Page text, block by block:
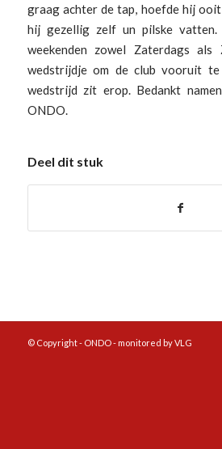
graag achter de tap, hoefde hij
hij gezellig zelf un pilske
weekenden zowel Zaterdags als
wedstrijdje om de club vooruit
wedstrijd zit erop. Bedankt
ONDO.
Deel dit stuk
© Copyright - ONDO - monitored by VLG